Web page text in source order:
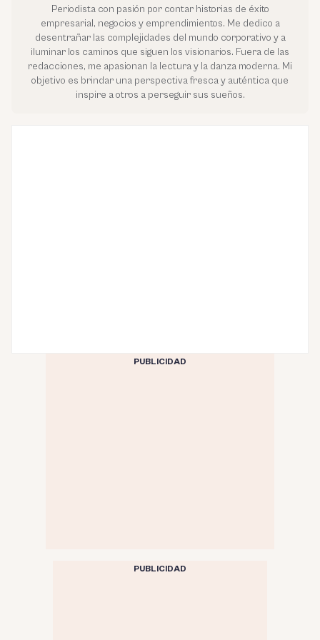
Periodista con pasión por contar historias de éxito
empresarial, negocios y emprendimientos. Me dedico a
desentrañar las complejidades del mundo corporativo y a
iluminar los caminos que siguen los visionarios. Fuera de las
redacciones, me apasionan la lectura y la danza moderna. Mi
objetivo es brindar una perspectiva fresca y auténtica que
inspire a otros a perseguir sus sueños.
PUBLICIDAD
PUBLICIDAD